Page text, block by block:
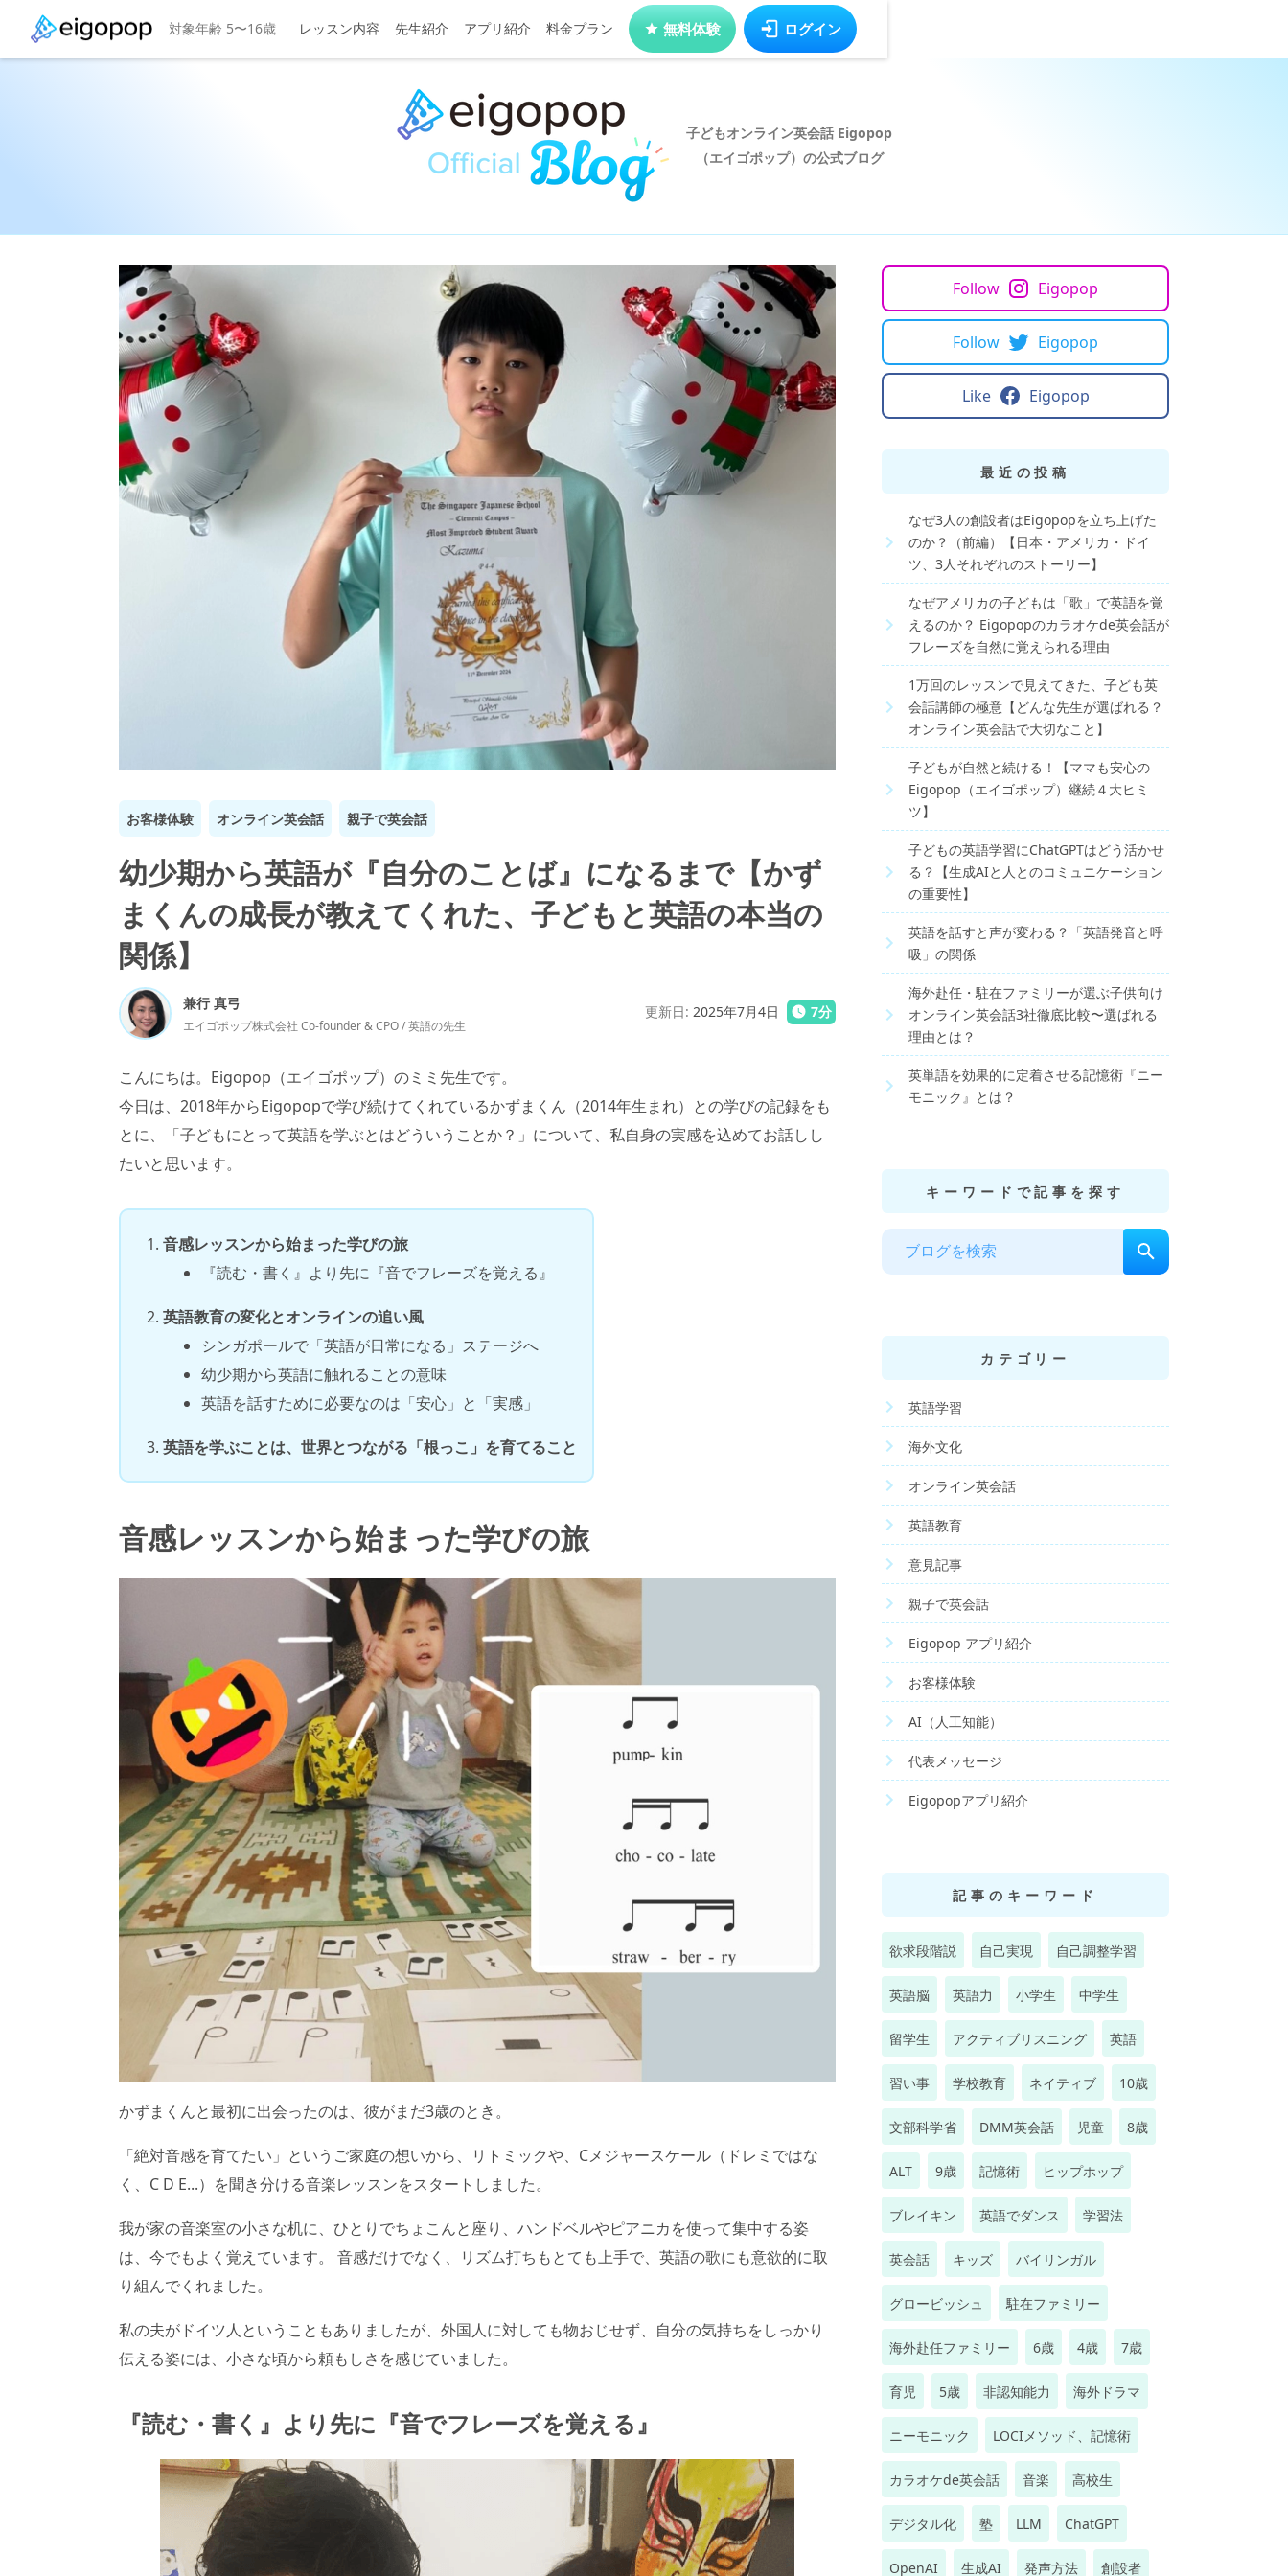
対象年齢 5〜16歳 レッスン内容 先生紹介 アプリ紹介 料金プラン 無料体験 ログイン
子どもオンライン英会話 Eigopop
（エイゴポップ）の公式ブログ
お客様体験 オンライン英会話 親子で英会話
幼少期から英語が『自分のことば』になるまで【かず
まくんの成長が教えてくれた、子どもと英語の本当の
関係】
兼行 真弓
エイゴポップ株式会社 Co-founder & CPO / 英語の先生
更新日: 2025年7月4日 7分
こんにちは。Eigopop（エイゴポップ）のミミ先生です。
今日は、2018年からEigopopで学び続けてくれているかずまくん（2014年生まれ）との学びの記録をも
とに、「子どもにとって英語を学ぶとはどういうことか？」について、私自身の実感を込めてお話しし
たいと思います。
音感レッスンから始まった学びの旅
『読む・書く』より先に『音でフレーズを覚える』
英語教育の変化とオンラインの追い風
シンガポールで「英語が日常になる」ステージへ
幼少期から英語に触れることの意味
英語を話すために必要なのは「安心」と「実感」
英語を学ぶことは、世界とつながる「根っこ」を育てること
音感レッスンから始まった学びの旅
かずまくんと最初に出会ったのは、彼がまだ3歳のとき。
「絶対音感を育てたい」というご家庭の想いから、リトミックや、Cメジャースケール（ドレミではな
く、C D E...）を聞き分ける音楽レッスンをスタートしました。
我が家の音楽室の小さな机に、ひとりでちょこんと座り、ハンドベルやピアニカを使って集中する姿
は、今でもよく覚えています。 音感だけでなく、リズム打ちもとても上手で、英語の歌にも意欲的に取
り組んでくれました。
私の夫がドイツ人ということもありましたが、外国人に対しても物おじせず、自分の気持ちをしっかり
伝える姿には、小さな頃から頼もしさを感じていました。
『読む・書く』より先に『音でフレーズを覚える』
Follow Eigopop
Follow Eigopop
Like Eigopop
最近の投稿
なぜ3人の創設者はEigopopを立ち上げた
のか？（前編）【日本・アメリカ・ドイ
ツ、3人それぞれのストーリー】
なぜアメリカの子どもは「歌」で英語を覚
えるのか？ Eigopopのカラオケde英会話が
フレーズを自然に覚えられる理由
1万回のレッスンで見えてきた、子ども英
会話講師の極意【どんな先生が選ばれる？
オンライン英会話で大切なこと】
子どもが自然と続ける！【ママも安心の
Eigopop（エイゴポップ）継続４大ヒミ
ツ】
子どもの英語学習にChatGPTはどう活かせ
る？【生成AIと人とのコミュニケーション
の重要性】
英語を話すと声が変わる？「英語発音と呼
吸」の関係
海外赴任・駐在ファミリーが選ぶ子供向け
オンライン英会話3社徹底比較〜選ばれる
理由とは？
英単語を効果的に定着させる記憶術『ニー
モニック』とは？
キーワードで記事を探す
カテゴリー
英語学習
海外文化
オンライン英会話
英語教育
意見記事
親子で英会話
Eigopop アプリ紹介
お客様体験
AI（人工知能）
代表メッセージ
Eigopopアプリ紹介
記事のキーワード
欲求段階説 自己実現 自己調整学習
英語脳 英語力 小学生 中学生
留学生 アクティブリスニング 英語
習い事 学校教育 ネイティブ 10歳
文部科学省 DMM英会話 児童 8歳
ALT 9歳 記憶術 ヒップホップ
ブレイキン 英語でダンス 学習法
英会話 キッズ バイリンガル
グロービッシュ 駐在ファミリー
海外赴任ファミリー 6歳 4歳 7歳
育児 5歳 非認知能力 海外ドラマ
ニーモニック LOCIメソッド、記憶術
カラオケde英会話 音楽 高校生
デジタル化 塾 LLM ChatGPT
OpenAI 生成AI 発声方法 創設者